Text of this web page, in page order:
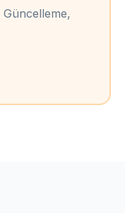
Güncelleme,